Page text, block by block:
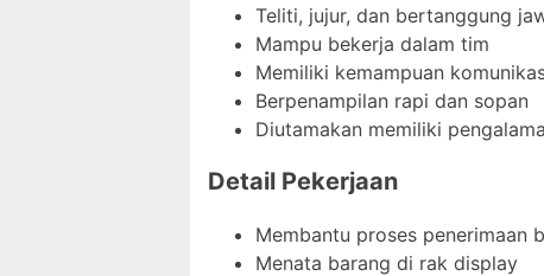
Teliti, jujur, dan bertanggung
Mampu bekerja dalam tim
Memiliki kemampuan
Berpenampilan rapi dan sopan
Diutamakan memiliki
Detail Pekerjaan
Membantu proses penerimaan
Menata barang di rak display